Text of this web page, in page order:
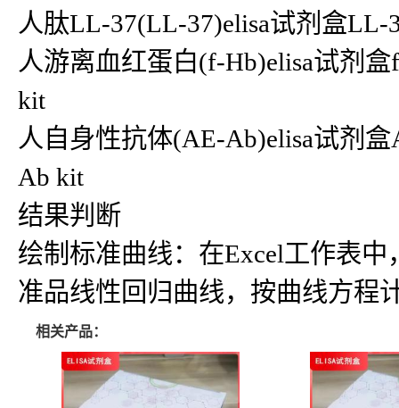
人肽LL-37(LL-37)elisa试剂盒
人游离血红蛋白(f-Hb)elisa试剂
kit
人自身性抗体(AE-Ab)elisa试剂
Ab kit
结果判断
绘制标准曲线：在Excel工作表
准品线性回归曲线，按曲线方程
相关产品：